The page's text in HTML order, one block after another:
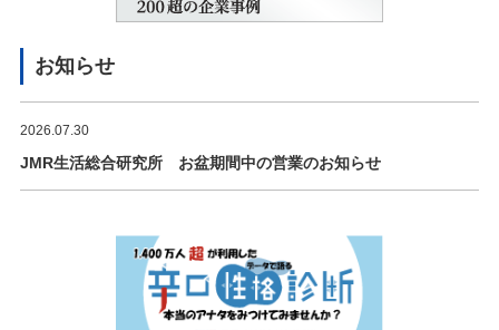
お知らせ
2026.07.30
JMR生活総合研究所 お盆期間中の営業のお知らせ